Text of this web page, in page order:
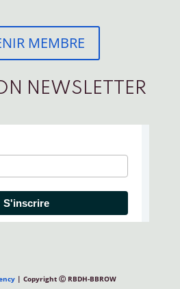
MEMBRE
NEWSLETTER
S'inscrire
| Copyright Ⓒ RBDH-BBROW